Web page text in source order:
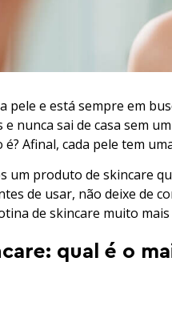
pele e está sempre em
nunca sai de casa sem
Afinal, cada pele tem
um produto de skincare
de usar, não deixe de
de skincare muito mais
qual é o